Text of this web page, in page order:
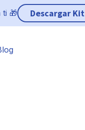
ti 🎁 Descargar Kit